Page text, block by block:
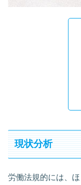
現状分析
労働法規的には、